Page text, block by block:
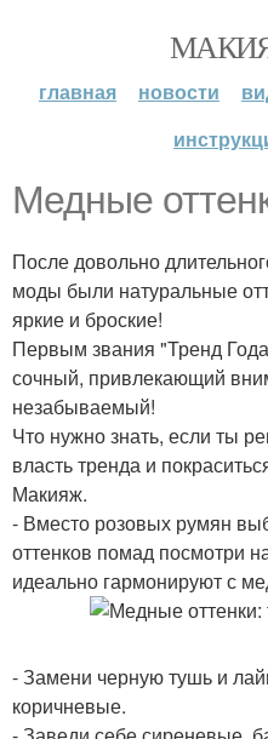
главная новости
Медные
После довольно
моды были натуральные
яркие и броские!
Первым звания "Тренд
сочный, привлекающий
незабываемый!
Что нужно знать, если ты
власть тренда и
Макияж.
- Вместо розовых румян
оттенков помад посмотри
идеально гармонируют с
- Замени черную тушь и
коричневые.